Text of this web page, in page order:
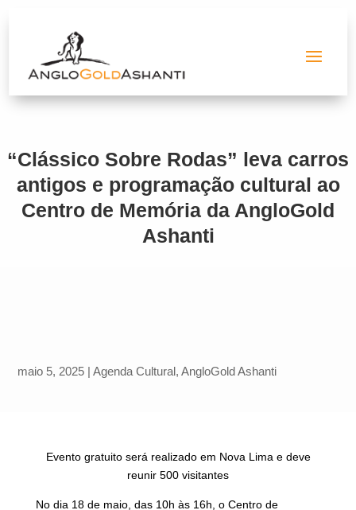
“Clássico Sobre Rodas” leva carros
antigos e programação cultural ao
Centro de Memória da AngloGold
Ashanti
maio 5, 2025 |Agenda Cultural,AngloGold Ashanti
Evento gratuito será realizado em Nova Lima e deve
reunir 500 visitantes
No dia 18 de maio, das 10h às 16h, o Centro de